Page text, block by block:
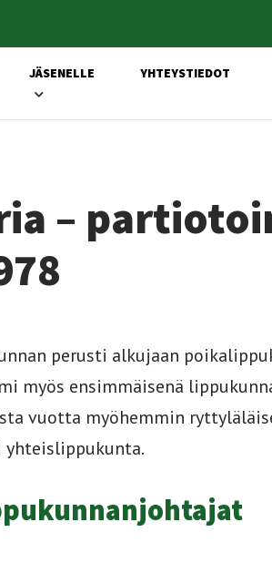
JÄSENELLE YHTEYSTIEDOT
–
perusti alkujaan
myös ensimmäisenä
vuotta myöhemmin
yhteislippukunta.